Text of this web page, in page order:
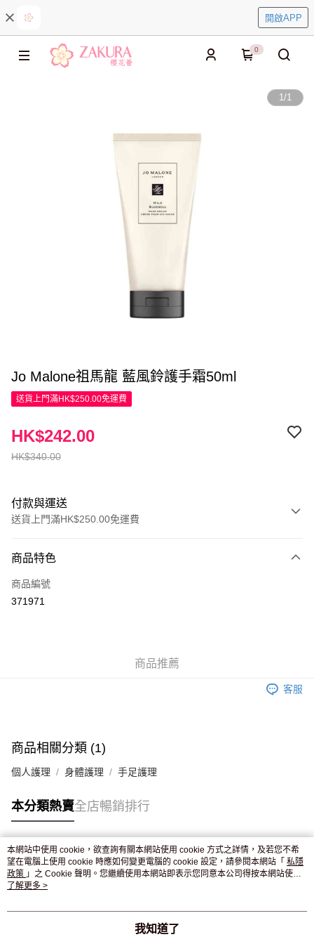
開啟APP
0
1/1
Jo Malone祖馬龍 藍風鈴護手霜50ml
送貨上門滿HK$250.00免運費
HK$340.00
HK$242.00
付款與運送
送貨上門滿HK$250.00免運費
信用卡
Apple Pay
付款後門市自取，訂單確認後2-4個工作天到店，7天內取。逾期後
商品特色
商品編號
371971
商品推薦
客服
商品相關分類 (1)
個人護理 身體護理 手足護理
本分類熱賣全店暢銷排行
熱門標籤
熱銷排行
本網站中使用 cookie，欲查詢有關本網站使用 cookie 方式之詳情，及若您不希
望在電腦上使用 cookie 時應如何變更電腦的 cookie 設定，請參閱本網站「 私隱
政策 」之 Cookie 聲明。您繼續使用本網站即表示您同意本公司得按本網站使用
條款之 Cookie 聲明使用 cookie。
了解更多 >
我知道了